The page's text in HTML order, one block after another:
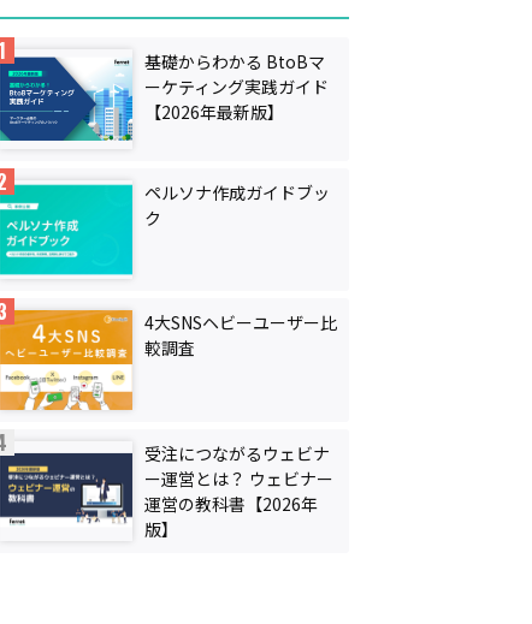
基礎からわかる BtoBマ
ーケティング実践ガイド
【2026年最新版】
ペルソナ作成ガイドブッ
ク
4大SNSヘビーユーザー比
較調査
受注につながるウェビナ
ー運営とは？ ウェビナー
運営の教科書【2026年
版】